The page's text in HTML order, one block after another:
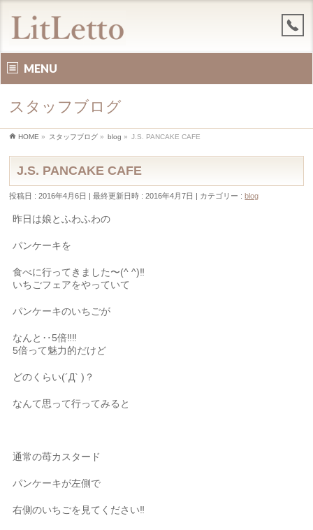
MENU
スタッフブログ
HOME » スタッフブログ » blog » J.S. PANCAKE CAFE
J.S. PANCAKE CAFE
投稿日 : 2016年4月6日 最終更新日時 : 2016年4月7日 カテゴリー :blog
昨日は娘とふわふわの
パンケーキを
食べに行ってきました〜(^ ^)‼︎
いちごフェアをやっていて
パンケーキのいちごが
なんと‥5倍‼︎‼︎
5倍って魅力的だけど
どのくらい(´Д` )？
なんて思って行ってみると
通常の苺カスタード
パンケーキが左側で
右側のいちごを見てください‼︎